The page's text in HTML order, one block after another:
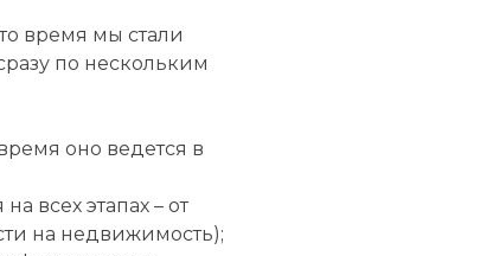
время мы стали
по нескольким
оно ведется в
всех этапах – от
на недвижимость);